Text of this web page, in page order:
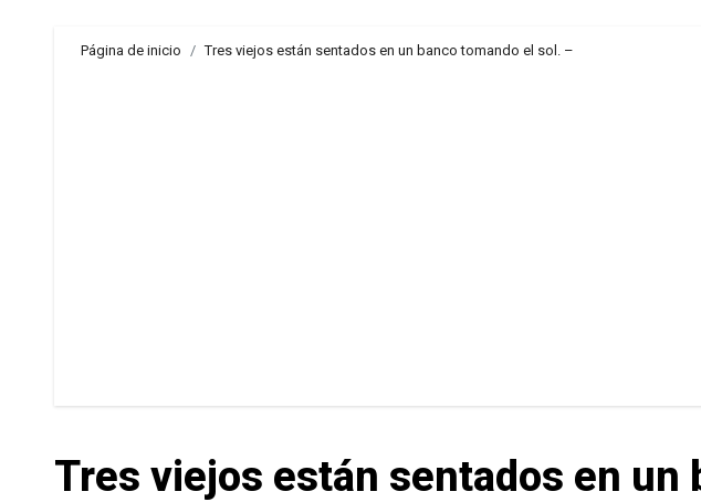
Página de inicio Tres viejos están sentados en un banco tomando el sol. –
Tres viejos están sentados en un